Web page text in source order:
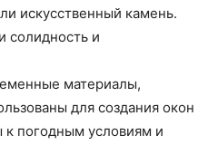
искусственный камень.
солидность и
материалы,
для создания окон
к погодным условиям и